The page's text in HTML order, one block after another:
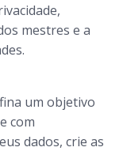
mestres e a
um objetivo
com
dados, crie as